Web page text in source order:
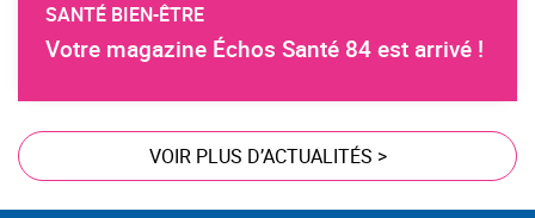
SANTÉ BIEN-ÊTRE
Votre magazine Échos Santé 84 est arrivé !
VOIR PLUS D’ACTUALITÉS >